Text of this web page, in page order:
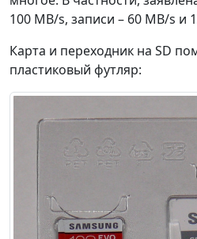
100 MB/s, записи – 60 MB/s и
Карта и переходник на SD
пластиковый футляр: